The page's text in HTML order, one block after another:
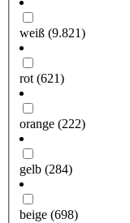
weiß (9.821)
rot (621)
orange (222)
gelb (284)
beige (698)